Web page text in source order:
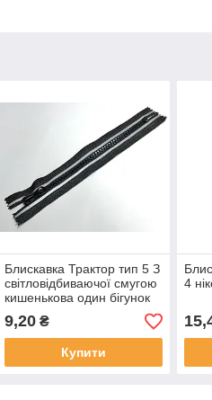
Блискавка Трактор тип 5 З
світловідбиваючої смугою
кишенькова один бігунок
18 см
9,20₴
Купити
4